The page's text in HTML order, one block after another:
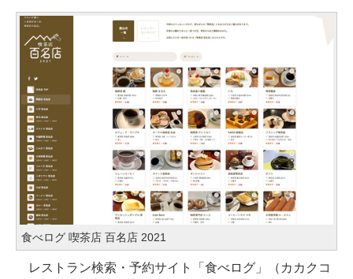
食べログ 喫茶店 百名店 2021
レストラン検索・予約サイト「食べログ」（カカクコ